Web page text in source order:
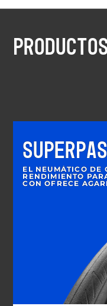
EL NEUMÁTICO DE
RENDIMIENTO
CON OFRECE